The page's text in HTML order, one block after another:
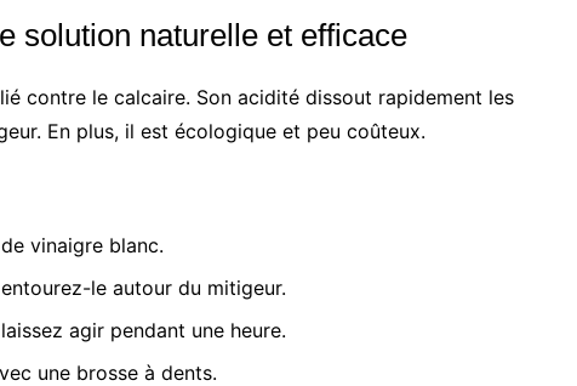
solution naturelle et efficace
contre le calcaire. Son acidité dissout rapidement les
En plus, il est écologique et peu coûteux.
vinaigre blanc.
le autour du mitigeur.
agir pendant une heure.
une brosse à dents.